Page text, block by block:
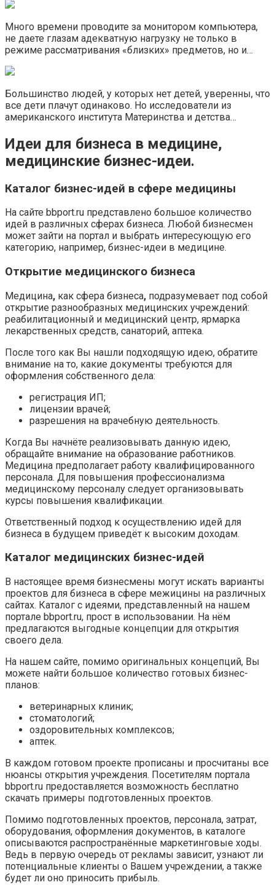
Много времени проводите за монитором компьютера,
не даете глазам адекватную нагрузку не только в
режиме рассматривания «близких» предметов, но и…
Большинство людей, у которых нет детей, уверенны, что
все дети плачут одинаково. Но исследователи из
американского института Материнства и детства…
Идеи для бизнеса в медицине,
медицинские бизнес-идеи.
Каталог бизнес-идей в сфере медицины
На сайте bbport.ru представлено большое количество
идей в различных сферах бизнеса. Любой бизнесмен
может зайти на портал и выбрать интересующую его
категорию, например, бизнес-идеи в медицине.
Открытие медицинского бизнеса
Медицина, как сфера бизнеса, подразумевает под собой
открытие разнообразных медицинских учреждений:
реабилитационный и медицинский центр, ярмарка
лекарственных средств, санаторий, аптека.
После того как Вы нашли подходящую идею, обратите
внимание на то, какие документы требуются для
оформления собственного дела:
регистрация ИП;
лицензии врачей;
разрешения на врачебную деятельность.
Когда Вы начнёте реализовывать данную идею,
обращайте внимание на образование работников.
Медицина предполагает работу квалифицированного
персонала. Для повышения профессионализма
медицинскому персоналу следует организовывать
курсы повышения квалификации.
Ответственный подход к осуществлению идей для
бизнеса в будущем приведёт к высоким доходам.
Каталог медицинских бизнес-идей
В настоящее время бизнесмены могут искать варианты
проектов для бизнеса в сфере межицины на различных
сайтах. Каталог с идеями, представленный на нашем
портале bbport.ru, прост в использовании. На нём
предлагаются выгодные концепции для открытия
своего дела.
На нашем сайте, помимо оригинальных концепций, Вы
можете найти большое количество готовых бизнес-
планов:
ветеринарных клиник;
стоматологий;
оздоровительных комплексов;
аптек.
В каждом готовом проекте прописаны и просчитаны все
нюансы открытия учреждения. Посетителям портала
bbport.ru предоставляется возможность бесплатно
скачать примеры подготовленных проектов.
Помимо подготовленных проектов, персонала, затрат,
оборудования, оформления документов, в каталоге
описываются распространённые маркетинговые ходы.
Ведь в первую очередь от рекламы зависит, узнают ли
потенциальные клиенты о Вашем учреждении, а также
будет ли оно приносить прибыль.